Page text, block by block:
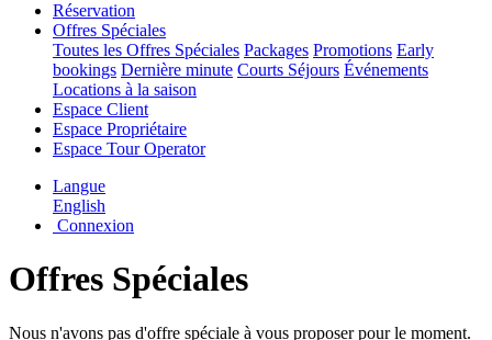
Réservation
Offres Spéciales
Toutes les Offres Spéciales Packages Promotions Early
bookings Dernière minute Courts Séjours Événements
Locations à la saison
Espace Client
Espace Propriétaire
Espace Tour Operator
Langue
English
Connexion
Offres Spéciales
Nous n'avons pas d'offre spéciale à vous proposer pour le moment.